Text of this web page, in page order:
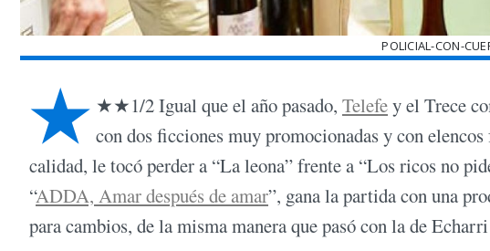
POLICIAL-CON-
★ ★★1/2 Igual que el año pasado, Telefey el Trece
con dos ficciones muy promocionadas y con
calidad, le tocó perder a “La leona” frente a “Los ricos no
“ADDA, Amar después de amar”, gana la partida con una
para cambios, de la misma manera que pasó con la de